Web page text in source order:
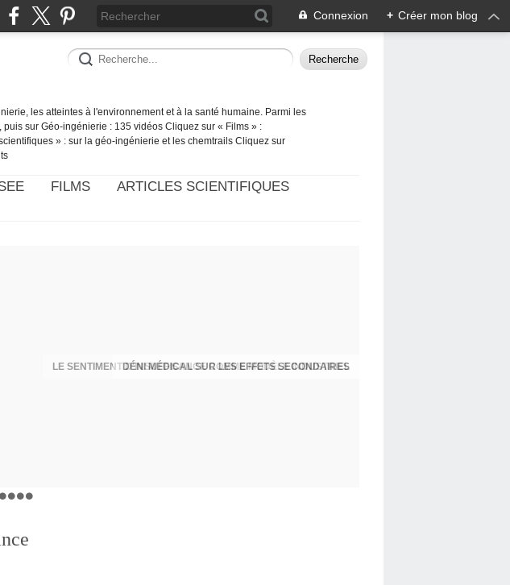
Connexion + Créer mon blog
les atteintes à l'environnement et à la santé humaine. Parmi les
sur Géo-ingénierie : 135 vidéos Cliquez sur « Films » :
» : sur la géo-ingénierie et les chemtrails Cliquez sur
FILMS
ARTICLES SCIENTIFIQUES
DÉNI MÉDICAL SUR LES EFFETS SECONDAIRES